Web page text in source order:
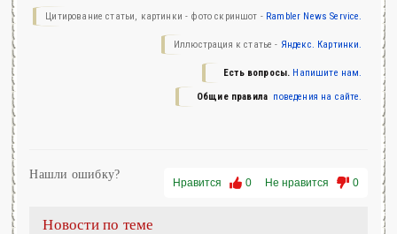
Цитирование статьи, картинки - фото скриншот - Rambler News Service.
Иллюстрация к статье - Яндекс. Картинки.
Есть вопросы. Напишите нам.
Общие правила поведения на сайте.
Нравится 0 Не нравится 0
Нашли ошибку?
Новости по теме